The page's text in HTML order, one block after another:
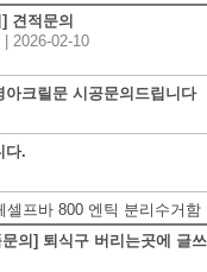
] 견적문의
| 2026-02-10
아크릴문 시공문의드립니다
다.
셀프바 800 엔틱 분리수거함
문의] 퇴식구 버리는곳에 글